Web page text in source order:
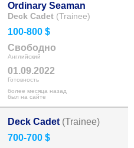
Ordinary Seaman
Deck Cadet (Trainee)
100-800 $
Свободно
Английский
01.09.2022
Готовность
более месяца назад
был на сайте
Deck Cadet (Trainee)
700-700 $